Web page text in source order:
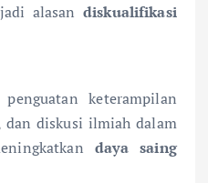
alasan diskualifikasi
keterampilan
dan diskusi ilmiah dalam
daya saing